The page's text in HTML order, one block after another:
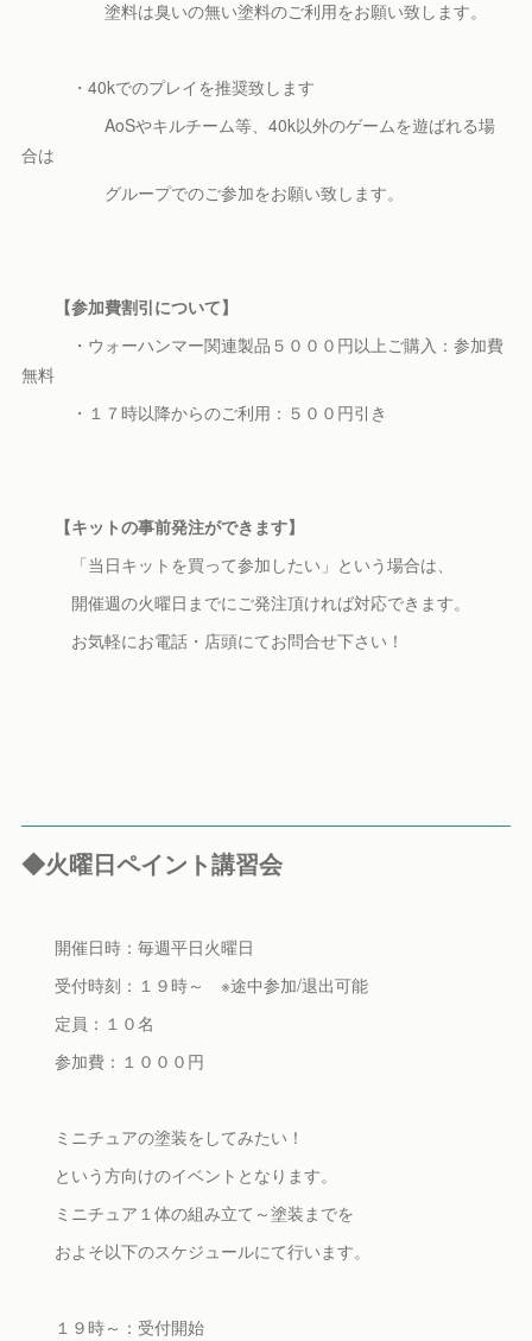
塗料は臭いの無い塗料のご利用をお願い致します。
・40kでのプレイを推奨致します
AoSやキルチーム等、40k以外のゲームを遊ばれる場
合は
グループでのご参加をお願い致します。
【参加費割引について】
・ウォーハンマー関連製品５０００円以上ご購入：参加費
無料
・１７時以降からのご利用：５００円引き
【キットの事前発注ができます】
「当日キットを買って参加したい」という場合は、
開催週の火曜日までにご発注頂ければ対応できます。
お気軽にお電話・店頭にてお問合せ下さい！
◆火曜日ペイント講習会
開催日時：毎週平日火曜日
受付時刻：１９時～ ※途中参加/退出可能
定員：１０名
参加費：１０００円
ミニチュアの塗装をしてみたい！
という方向けのイベントとなります。
ミニチュア１体の組み立て～塗装までを
およそ以下のスケジュールにて行います。
１９時～：受付開始